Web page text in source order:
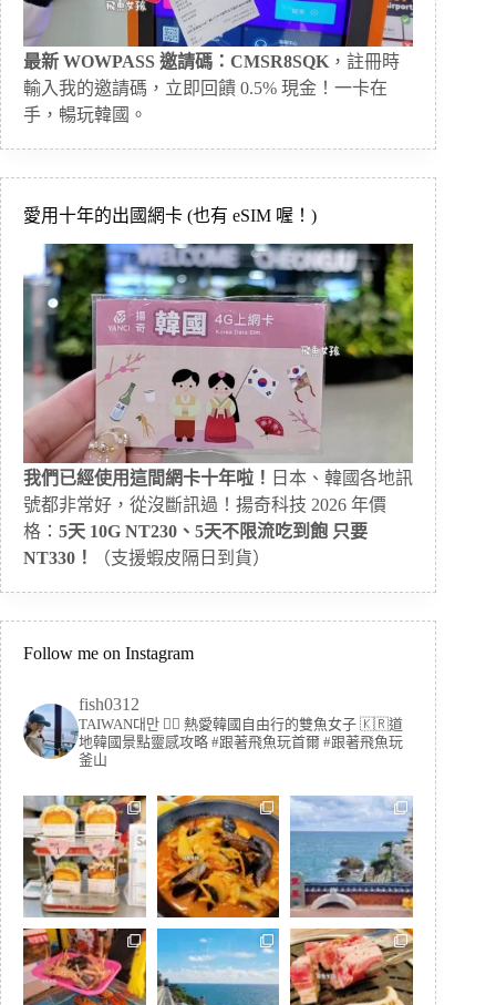
最新 WOWPASS 邀請碼：CMSR8SQK ，註冊時
輸入我的邀請碼，立即回饋 0.5% 現金！一卡在
手，暢玩韓國。
愛用十年的出國網卡 (也有 eSIM 喔！)
我們已經使用這間網卡十年啦！ 日本、韓國各地訊
號都非常好，從沒斷訊過！揚奇科技 2026 年價
格： 5天 10G NT230、5天不限流吃到飽 只要
NT330！
（支援蝦皮隔日到貨）
Follow me on Instagram
fish0312
TAIWAN대만 🏳️‍🌈 熱愛韓國自由行的雙魚女子 🇰🇷道
地韓國景點靈感攻略 #跟著飛魚玩首爾 #跟著飛魚玩
釜山